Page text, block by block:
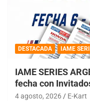
DESTACADA IAME
IAME SERIES
fecha con
4 agosto, 2026 E-Kart